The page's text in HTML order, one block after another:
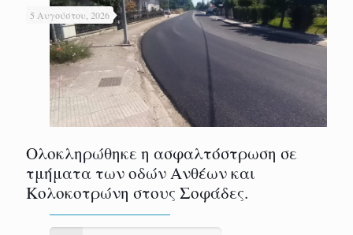
5 Αυγούστου, 2026
Ολοκληρώθηκε η ασφαλτόστρωση σε
τμήματα των οδών Ανθέων και
Κολοκοτρώνη στους Σοφάδες.